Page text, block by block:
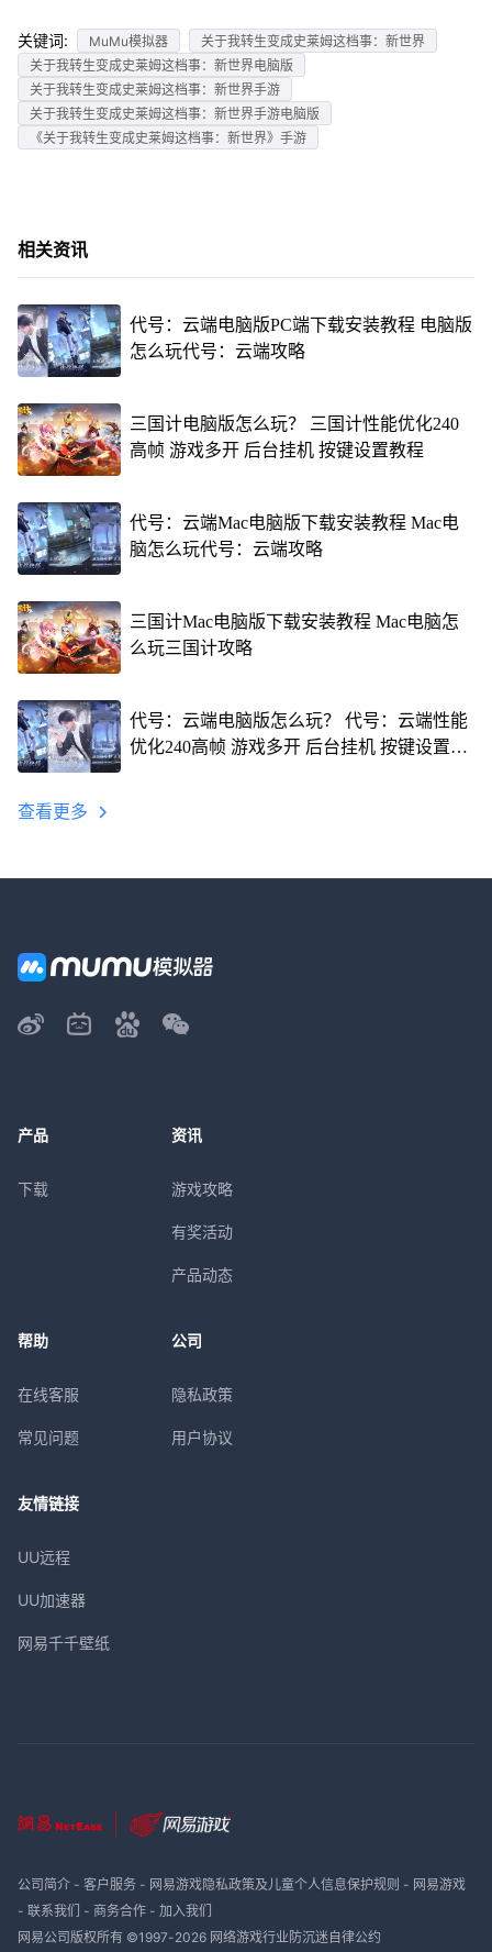
关键词: MuMu模拟器
关于我转生变成史莱姆这档事：新世界
关于我转生变成史莱姆这档事：新世界电脑版
关于我转生变成史莱姆这档事：新世界手游
关于我转生变成史莱姆这档事：新世界手游电脑版
《关于我转生变成史莱姆这档事：新世界》手游
相关资讯
代号：云端电脑版PC端下载安装教程 电脑版
怎么玩代号：云端攻略
三国计电脑版怎么玩？ 三国计性能优化240
高帧 游戏多开 后台挂机 按键设置教程
代号：云端Mac电脑版下载安装教程 Mac电
脑怎么玩代号：云端攻略
三国计Mac电脑版下载安装教程 Mac电脑怎
么玩三国计攻略
代号：云端电脑版怎么玩？ 代号：云端性能
优化240高帧 游戏多开 后台挂机 按键设置教
查看更多
产品
下载
资讯
游戏攻略
有奖活动
产品动态
帮助
在线客服
常见问题
公司
隐私政策
用户协议
友情链接
UU远程
UU加速器
网易千千壁纸
公司简介- 客户服务- 网易游戏隐私政策及儿童个人信息保护规则 - 网易游戏
- 联系我们 - 商务合作- 加入我们
网易公司版权所有 ©1997-2026 网络游戏行业防沉迷自律公约